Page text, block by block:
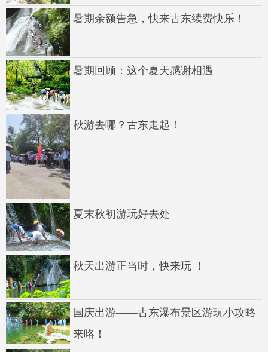
暑期余额告急，快来古东续费快乐！
暑期回顾：这个夏天感谢相遇
秋游去哪？古东走起！
夏末秋初游玩好去处
秋天出游正当时，快来玩 ！
国庆出游——古东瀑布景区游玩小攻略
来咯！